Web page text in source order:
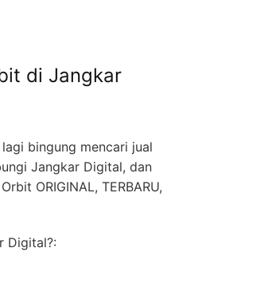
di Jangkar
bingung mencari jual
Jangkar Digital, dan
ORIGINAL, TERBARU,
Digital?: